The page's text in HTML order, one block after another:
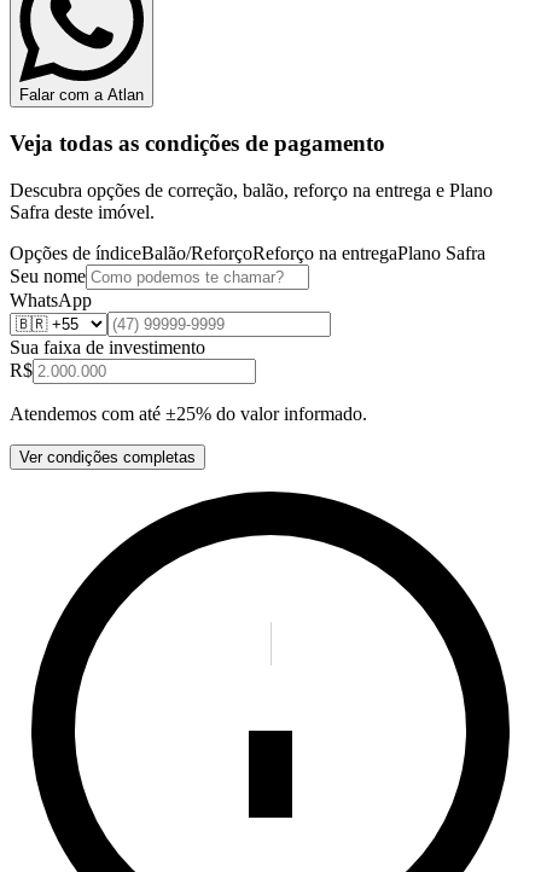
Falar com a Atlan
Veja todas as condições de pagamento
Descubra opções de correção, balão, reforço na entrega e Plano
Safra deste imóvel.
Opções de índiceBalão/ReforçoReforço na entregaPlano Safra
Seu nome
WhatsApp
Sua faixa de investimento
R$
Atendemos com até ±25% do valor informado.
Ver condições completas